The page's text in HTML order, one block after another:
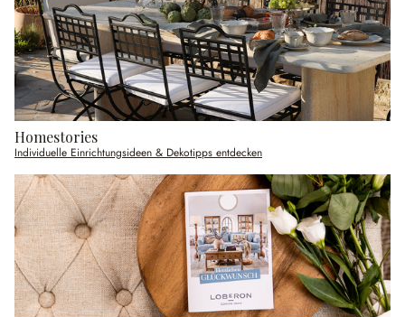
Homestories
Individuelle Einrichtungsideen & Dekotipps entdecken